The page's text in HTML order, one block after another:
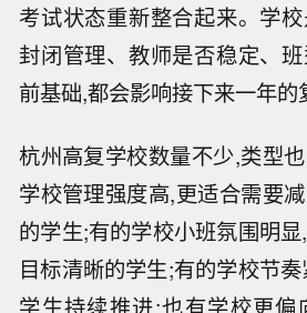
考试状态重新整合起来。学
封闭管理、教师是否稳定、
前基础,都会影响接下来一年的
杭州高复学校数量不少,类型
学校管理强度高,更适合需要
的学生;有的学校小班氛围明显
目标清晰的学生;有的学校节
学生持续推进;也有学校更偏